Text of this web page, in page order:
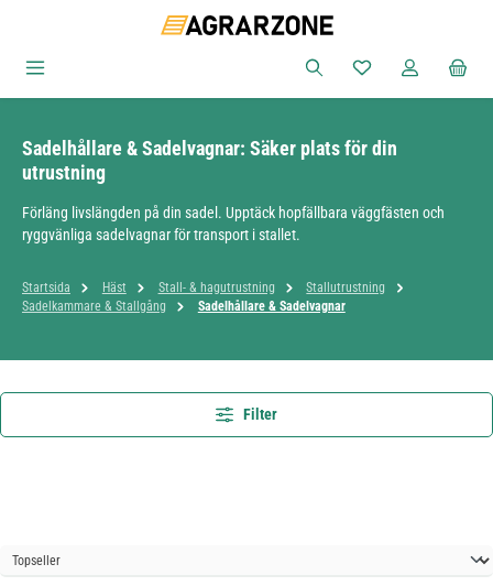
Du har 0 objekt i
Sadelhållare & Sadelvagnar: Säker plats för din
utrustning
Förläng livslängden på din sadel. Upptäck hopfällbara väggfästen och
ryggvänliga sadelvagnar för transport i stallet.
Startsida Häst Stall- & hagutrustning
Stallutrustning
Sadelkammare & Stallgång
Sadelhållare & Sadelvagnar
Filter